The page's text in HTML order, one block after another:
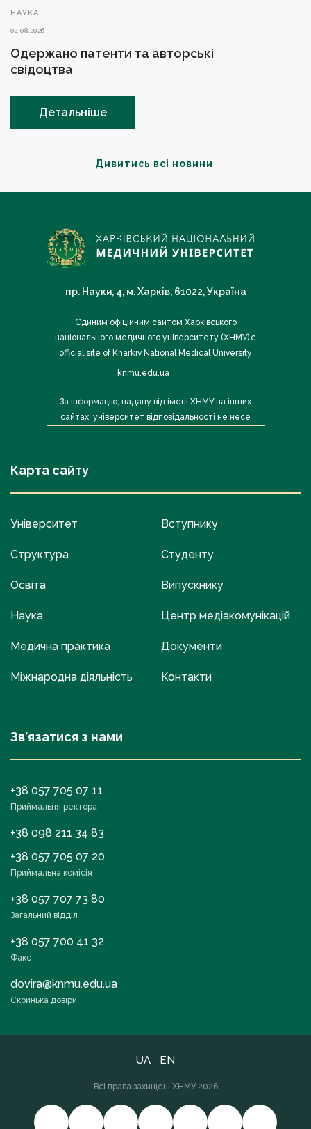
Дивитись всі новини
НАУКА
04.08.2026
Одержано патенти та авторські
свідоцтва
Детальніше
пр. Науки, 4, м. Харків, 61022, Україна
Єдиним офіційним сайтом Харківського
національного медичного університету (ХНМУ) є
official site of Kharkiv National Medical University
knmu.edu.ua
За інформацію, надану від імені ХНМУ на інших
сайтах, університет відповідальності не несе
Карта сайту
Університет
Структура
Освіта
Наука
Медична практика
Міжнародна діяльність
Вступнику
Студенту
Випускнику
Центр медіакомунікацій
Документи
Контакти
Зв’язатися з нами
+38 057 705 07 11
Приймальня ректора
+38 098 211 34 83
+38 057 705 07 20
Приймальна комісія
+38 057 707 73 80
Загальний відділ
+38 057 700 41 32
Факс
dovira@knmu.edu.ua
Скринька довіри
UA EN
Всі права захищені ХНМУ 2026